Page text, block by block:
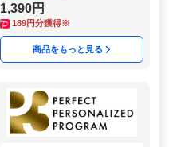
1,390円
189円分獲得※
商品をもっと見る